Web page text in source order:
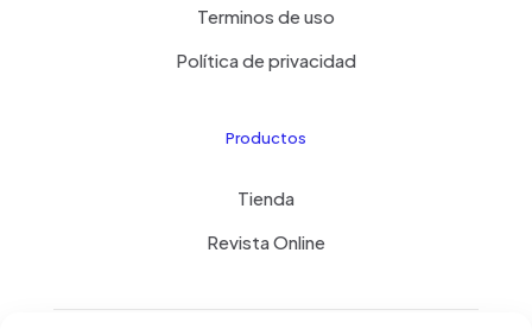
Terminos de uso
Política de privacidad
Productos
Tienda
Revista Online